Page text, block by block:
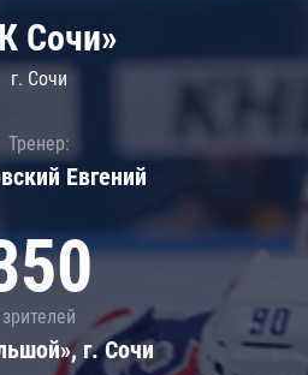
Сочи»
г. Сочи
Тренер:
Евгений
зрителей
г. Сочи